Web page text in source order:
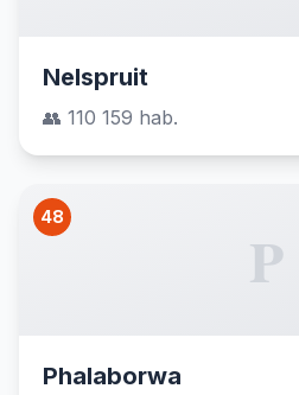
Nelspruit
👥 110 159 hab.
48
P
Phalaborwa